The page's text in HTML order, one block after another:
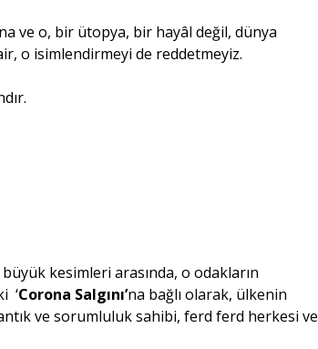
ve o, bir ütopya, bir hayâl değil, dünya
o isimlendirmeyi de reddetmeyiz.
kesimleri arasında, o odakların
‘Corona Salgını’na bağlı olarak, ülkenin
ve sorumluluk sahibi, ferd ferd herkesi ve